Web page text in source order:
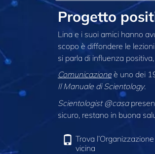
Progetto
Lina e i suoi amici hanno
scopo è diffondere le
si parla di influenza
Comunicazioneè uno dei
Il Manuale di Scientology.
Scientologist @casa
sicuro, restano in buona
Trova
vicina